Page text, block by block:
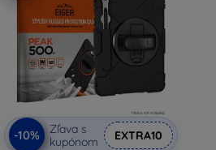
-10%
Zľava s
kupónom
EXTRA10